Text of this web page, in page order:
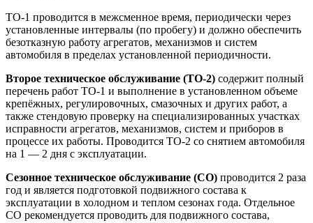
ТО-1 проводится в межсменное время, периодически через
установленные интервалы (по пробегу) и должно обеспечить
безотказную работу агрегатов, механизмов и систем
автомобиля в пределах установленной периодичности.
Второе техническое обслуживание (ТО-2) содержит полный
перечень работ ТО-1 и выполнение в установленном объеме
крепёжных, регулировочных, смазочных и других работ, а
также стендовую проверку на специализированных участках
исправности агрегатов, механизмов, систем и приборов в
процессе их работы. Проводится ТО-2 со снятием автомобиля
на 1 — 2 дня с эксплуатации.
Сезонное техническое обслуживание (СО) проводится 2 раза
год и является подготовкой подвижного состава к
эксплуатации в холодном и теплом сезонах года. Отдельное
СО рекомендуется проводить для подвижного состава,